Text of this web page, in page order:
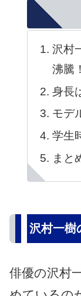
沢村
沸騰！
身長
モデ
学生
まと
沢村一樹
俳優の沢村